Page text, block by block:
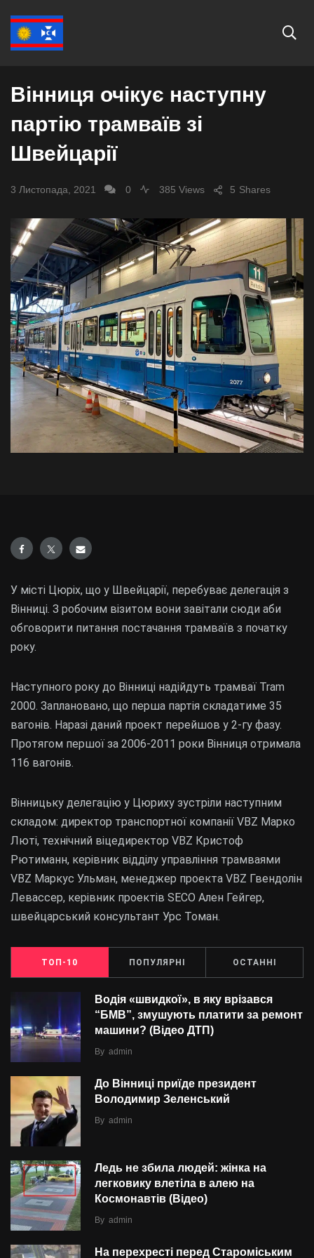
СУСПІЛЬСТВО
Вінниця очікує наступну
партію трамваїв зі
Швейцарії
3 Листопада, 2021 0 385 Views Shares
5
У місті Цюріх, що у Швейцарії, перебуває делегація з
Вінниці. З робочим візитом вони завітали сюди аби
обговорити питання постачання трамваїв з початку
року.
Наступного року до Вінниці надійдуть трамваї Tram
2000. Заплановано, що перша партія складатиме 35
вагонів. Наразі даний проект перейшов у 2-гу фазу.
Протягом першої за 2006-2011 роки Вінниця отримала
116 вагонів.
Вінницьку делегацію у Цюриху зустріли наступним
складом: директор транспортної компанії VBZ Марко
Люті, технічний віцедиректор VBZ Кристоф
Рютиманн, керівник відділу управління трамваями
VBZ Маркус Ульман, менеджер проекта VBZ Гвендолін
Левассер, керівник проектів SECO Ален Гейгер,
швейцарський консультант Урс Томан.
ТОП-10 ПОПУЛЯРНІ ОСТАННІ
Водія «швидкої», в яку врізався
“БMВ”, змушують платити за ремонт
машини? (Відео ДТП)
By admin
До Вінниці приїде президент
Володимир Зеленський
By admin
Ледь не збила людей: жінка на
легковику влетіла в алею на
Космонавтів (Відео)
By admin
На перехресті перед Староміським